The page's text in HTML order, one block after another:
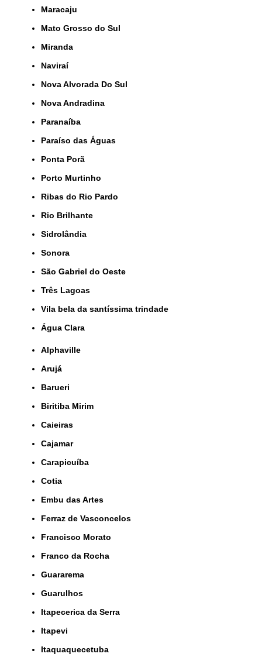
Maracaju
Mato Grosso do Sul
Miranda
Naviraí
Nova Alvorada Do Sul
Nova Andradina
Paranaíba
Paraíso das Águas
Ponta Porã
Porto Murtinho
Ribas do Rio Pardo
Rio Brilhante
Sidrolândia
Sonora
São Gabriel do Oeste
Três Lagoas
Vila bela da santíssima trindade
Água Clara
Alphaville
Arujá
Barueri
Biritiba Mirim
Caieiras
Cajamar
Carapicuíba
Cotia
Embu das Artes
Ferraz de Vasconcelos
Francisco Morato
Franco da Rocha
Guararema
Guarulhos
Itapecerica da Serra
Itapevi
Itaquaquecetuba